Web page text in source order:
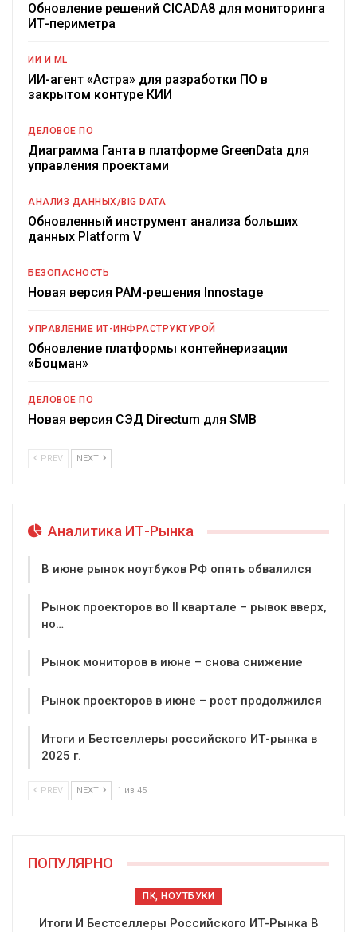
Обновление решений CICADA8 для мониторинга
ИТ-периметра
ИИ И ML
ИИ-агент «Астра» для разработки ПО в
закрытом контуре КИИ
ДЕЛОВОЕ ПО
Диаграмма Ганта в платформе GreenData для
управления проектами
АНАЛИЗ ДАННЫХ/BIG DATA
Обновленный инструмент анализа больших
данных Platform V
БЕЗОПАСНОСТЬ
Новая версия PAM-решения Innostage
УПРАВЛЕНИЕ ИТ-ИНФРАСТРУКТУРОЙ
Обновление платформы контейнеризации
«Боцман»
ДЕЛОВОЕ ПО
Новая версия СЭД Directum для SMB
PREV NEXT
Аналитика ИТ-Рынка
В июне рынок ноутбуков РФ опять обвалился
Рынок проекторов во II квартале – рывок вверх,
но…
Рынок мониторов в июне – снова снижение
Рынок проекторов в июне – рост продолжился
Итоги и Бестселлеры российского ИТ-рынка в
2025 г.
PREV NEXT 1 из 45
ПОПУЛЯРНО
ПК, НОУТБУКИ
Итоги И Бестселлеры Российского ИТ-Рынка В